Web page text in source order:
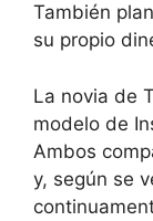
También
su propio
La novia de
modelo de
Ambos
y, según se